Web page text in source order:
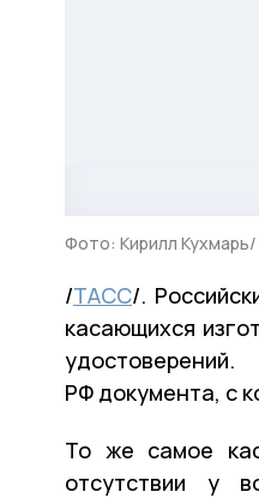
Фото: Кирилл
/ТАСС/.
касающихся
РФ документа, с
То же самое
отсутствии у